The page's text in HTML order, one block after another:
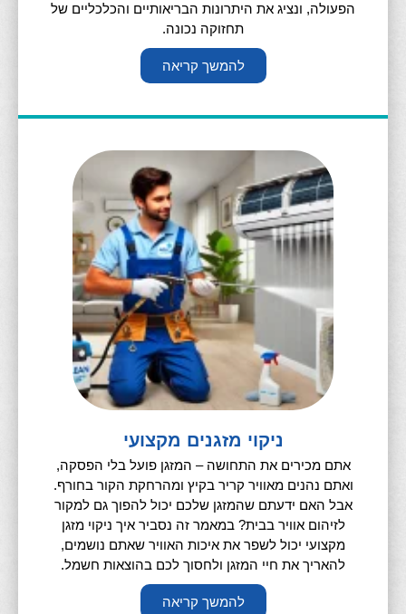
הפעולה, ונציג את היתרונות הבריאותיים והכלכליים של
תחזוקה נכונה.
להמשך קריאה
ניקוי מזגנים מקצועי
אתם מכירים את התחושה – המזגן פועל בלי הפסקה,
ואתם נהנים מאוויר קריר בקיץ ומהרחקת הקור בחורף.
אבל האם ידעתם שהמזגן שלכם יכול להפוך גם למקור
לזיהום אוויר בבית? במאמר זה נסביר איך ניקוי מזגן
מקצועי יכול לשפר את איכות האוויר שאתם נושמים,
להאריך את חיי המזגן ולחסוך לכם בהוצאות חשמל.
להמשך קריאה